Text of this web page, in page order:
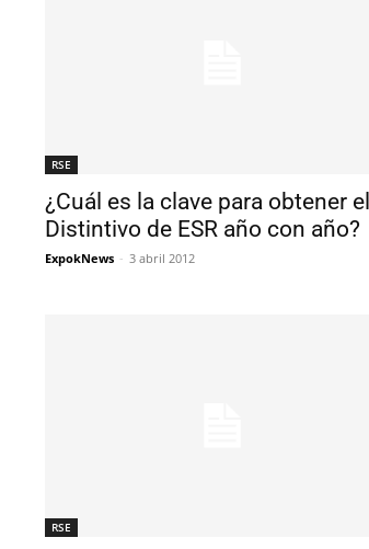
RSE
¿Cuál es la clave para obtener el
Distintivo de ESR año con año?
ExpokNews - 3 abril 2012
RSE